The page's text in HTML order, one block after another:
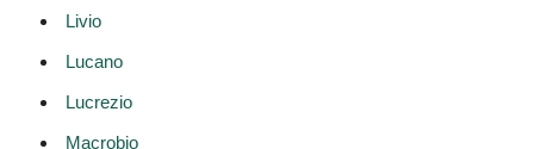
Livio
Lucano
Lucrezio
Macrobio